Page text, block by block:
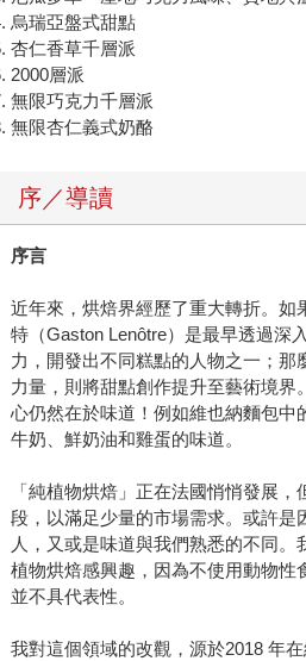
烏瑞亞盤式甜點
杏仁香草千層派
2000層派
無限巧克力千層派
無限杏仁義式奶酪
序／導讀
序言
近年來，烘焙界經歷了重大轉折。如
特（Gaston Lenôtre）是最早透過深
力，開發出不同糕點的人物之一；那
力量，則將甜點創作提升至藝術境界
心仍然在於味道！例如維也納麵包中
牛奶、鮮奶油和雞蛋的味道。
「純植物烘焙」正在法國悄悄發展
段，以滿足少量的市場需求。或許是
人，又或是味道與我們熟悉的不同
植物烘焙感興趣，因為不使用動物性
並不具代表性。
我對這個領域的改觀，源於2018 年